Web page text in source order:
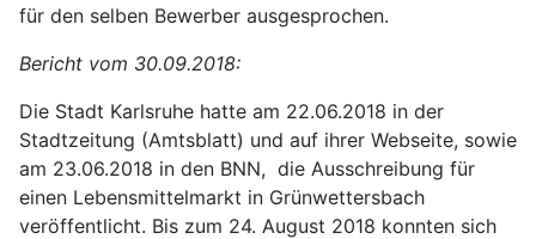
für den selben Bewerber ausgesprochen.
Bericht vom 30.09.2018:
Die Stadt Karlsruhe hatte am 22.06.2018 in der
Stadtzeitung (Amtsblatt) und auf ihrer Webseite, sowie
am 23.06.2018 in den BNN, die Ausschreibung für
einen Lebensmittelmarkt in Grünwettersbach
veröffentlicht. Bis zum 24. August 2018 konnten sich